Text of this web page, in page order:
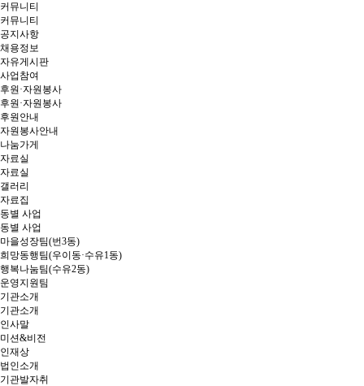
커뮤니티
커뮤니티
공지사항
채용정보
자유게시판
사업참여
후원·자원봉사
후원·자원봉사
후원안내
자원봉사안내
나눔가게
자료실
자료실
갤러리
자료집
동별 사업
동별 사업
마을성장팀(번3동)
희망동행팀(우이동·수유1동)
행복나눔팀(수유2동)
운영지원팀
기관소개
기관소개
인사말
미션&비전
인재상
법인소개
기관발자취